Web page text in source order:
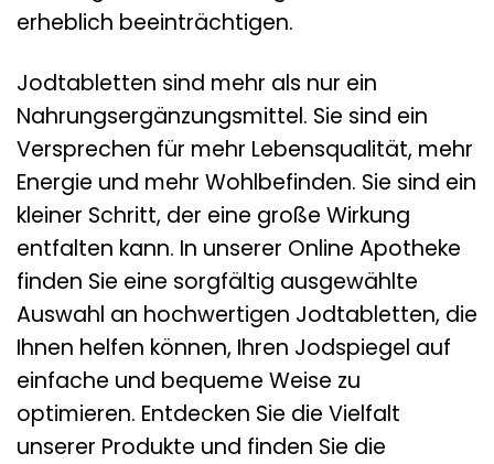
erheblich beeinträchtigen.
Jodtabletten sind mehr als nur ein
Nahrungsergänzungsmittel. Sie sind ein
Versprechen für mehr Lebensqualität, mehr
Energie und mehr Wohlbefinden. Sie sind ein
kleiner Schritt, der eine große Wirkung
entfalten kann. In unserer Online Apotheke
finden Sie eine sorgfältig ausgewählte
Auswahl an hochwertigen Jodtabletten, die
Ihnen helfen können, Ihren Jodspiegel auf
einfache und bequeme Weise zu
optimieren. Entdecken Sie die Vielfalt
unserer Produkte und finden Sie die